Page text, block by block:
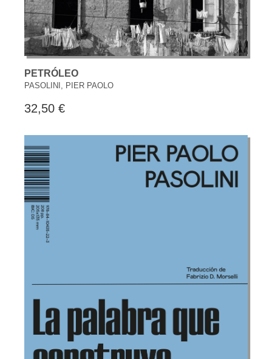
PETRÓLEO
PASOLINI, PIER PAOLO
32,50 €